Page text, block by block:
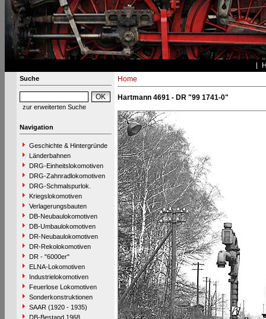
Suche
zur erweiterten Suche
Navigation
Geschichte & Hintergründe
Länderbahnen
DRG-Einheitslokomotiven
DRG-Zahnradlokomotiven
DRG-Schmalspurlok.
Kriegslokomotiven
Verlagerungsbauten
DB-Neubaulokomotiven
DB-Umbaulokomotiven
DR-Neubaulokomotiven
DR-Rekolokomotiven
DR - "6000er"
ELNA-Lokomotiven
Industrielokomotiven
Feuerlose Lokomotiven
Sonderkonstruktionen
SAAR (1920 - 1935)
DB-Bestand 1968
Home
Hartmann 4691 - DR "99 1741-0"